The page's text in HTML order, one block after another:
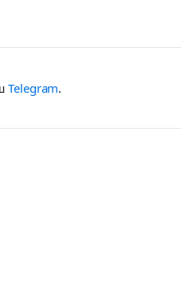
Telegram.